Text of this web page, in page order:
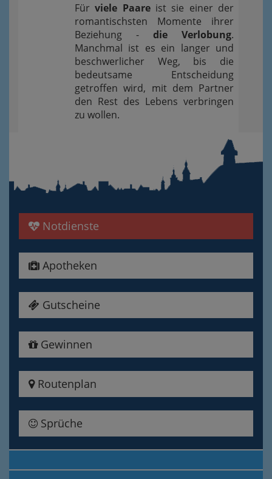
Fürviele Paareist sie einer der
romantischsten Momente ihrer
Beziehung - die Verlobung.
Manchmal ist es ein langer und
beschwerlicher Weg, bis die
bedeutsame Entscheidung
getroffen wird, mit dem Partner
den Rest des Lebens verbringen
zu wollen.
Notdienste
Apotheken
Gutscheine
Gewinnen
Routenplan
Sprüche